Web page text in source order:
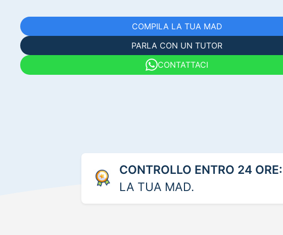
COMPILA LA TUA MAD
PARLA CON UN TUTOR
CONTATTACI
CONTROLLO ENTRO 24 ORE:
LA TUA MAD.